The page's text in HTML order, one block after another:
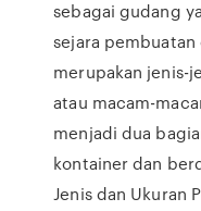
sebagai gudang
sejara
merupakan jenis-
atau macam-
menjadi dua
kontainer dan
Jenis dan Ukuran